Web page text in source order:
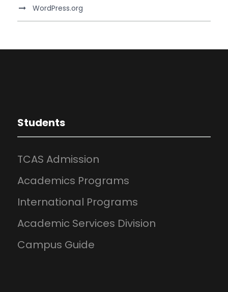
WordPress.org
Students
TCAS Admission
Academics Programs
International Programs
Academic Services Division
Campus Guide